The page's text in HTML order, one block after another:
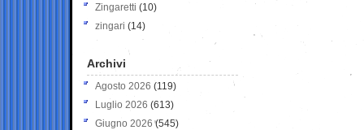
Zingaretti (10)
zingari (14)
Archivi
Agosto 2026 (119)
Luglio 2026 (613)
Giugno 2026 (545)